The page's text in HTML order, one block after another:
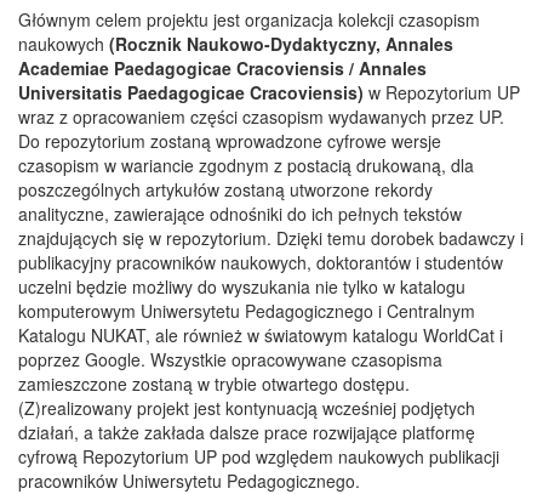
Głównym celem projektu jest organizacja kolekcji czasopism
naukowych (Rocznik Naukowo-Dydaktyczny, Annales
Academiae Paedagogicae Cracoviensis / Annales
Universitatis Paedagogicae Cracoviensis) w Repozytorium UP
wraz z opracowaniem części czasopism wydawanych przez UP.
Do repozytorium zostaną wprowadzone cyfrowe wersje
czasopism w wariancie zgodnym z postacią drukowaną, dla
poszczególnych artykułów zostaną utworzone rekordy
analityczne, zawierające odnośniki do ich pełnych tekstów
znajdujących się w repozytorium. Dzięki temu dorobek badawczy i
publikacyjny pracowników naukowych, doktorantów i studentów
uczelni będzie możliwy do wyszukania nie tylko w katalogu
komputerowym Uniwersytetu Pedagogicznego i Centralnym
Katalogu NUKAT, ale również w światowym katalogu WorldCat i
poprzez Google. Wszystkie opracowywane czasopisma
zamieszczone zostaną w trybie otwartego dostępu.
(Z)realizowany projekt jest kontynuacją wcześniej podjętych
działań, a także zakłada dalsze prace rozwijające platformę
cyfrową Repozytorium UP pod względem naukowych publikacji
pracowników Uniwersytetu Pedagogicznego.